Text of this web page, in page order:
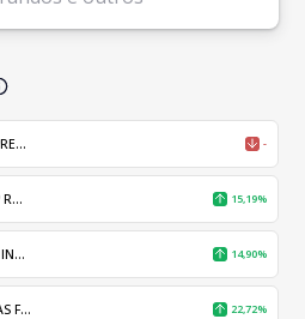
-
R... 15,19%
14,90%
F... 22,72%